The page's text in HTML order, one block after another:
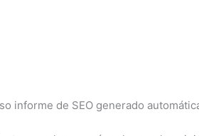
informe de SEO generado